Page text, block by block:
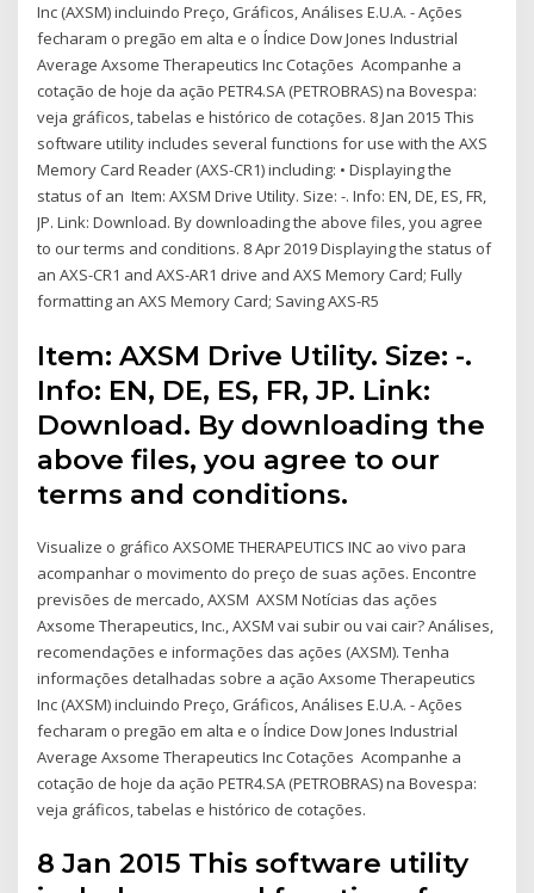
Inc (AXSM) incluindo Preço, Gráficos, Análises E.U.A. - Ações
fecharam o pregão em alta e o Índice Dow Jones Industrial
Average Axsome Therapeutics Inc Cotações Acompanhe a
cotação de hoje da ação PETR4.SA (PETROBRAS) na Bovespa:
veja gráficos, tabelas e histórico de cotações. 8 Jan 2015 This
software utility includes several functions for use with the AXS
Memory Card Reader (AXS-CR1) including: • Displaying the
status of an Item: AXSM Drive Utility. Size: -. Info: EN, DE, ES, FR,
JP. Link: Download. By downloading the above files, you agree
to our terms and conditions. 8 Apr 2019 Displaying the status of
an AXS-CR1 and AXS-AR1 drive and AXS Memory Card; Fully
formatting an AXS Memory Card; Saving AXS-R5
Item: AXSM Drive Utility. Size: -.
Info: EN, DE, ES, FR, JP. Link:
Download. By downloading the
above files, you agree to our
terms and conditions.
Visualize o gráfico AXSOME THERAPEUTICS INC ao vivo para
acompanhar o movimento do preço de suas ações. Encontre
previsões de mercado, AXSM AXSM Notícias das ações
Axsome Therapeutics, Inc., AXSM vai subir ou vai cair? Análises,
recomendações e informações das ações (AXSM). Tenha
informações detalhadas sobre a ação Axsome Therapeutics
Inc (AXSM) incluindo Preço, Gráficos, Análises E.U.A. - Ações
fecharam o pregão em alta e o Índice Dow Jones Industrial
Average Axsome Therapeutics Inc Cotações Acompanhe a
cotação de hoje da ação PETR4.SA (PETROBRAS) na Bovespa:
veja gráficos, tabelas e histórico de cotações.
8 Jan 2015 This software utility